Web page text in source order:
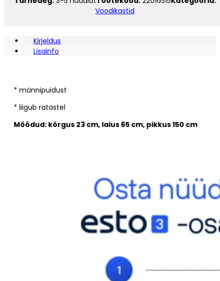
Voodikastid
Kirjeldus
Lisainfo
* männipuidust
* liigub ratastel
Mõõdud: kõrgus 23 cm, laius 65 cm, pikkus 150 cm